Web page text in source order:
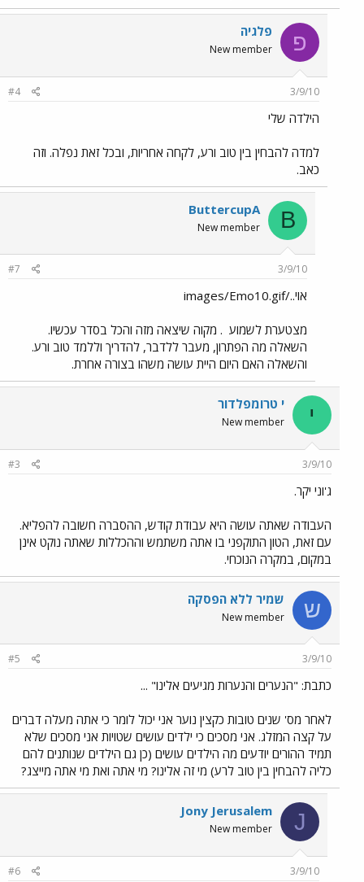
פ פלגיה
New member
3/9/10
#4
הילדה שלי
למדה להבחין בין טוב ורע, לקחה אחריות, ובכל זאת נפלה. וזה
כאב.
B
ButtercupA
New member
3/9/10
#7
אוי../images/Emo10.gif
מצטערת לשמוע . מקוה שיצאה מזה והכל בסדר עכשיו.
השאלה מה הפתרון, מעבר ללדבר, להדריך וללמד טוב ורע.
והשאלה האם היום היית עושה משהו בצורה אחרת.
י י טרומפלדור
New member
3/9/10
#3
ג'וני יקר.
העבודה שאתה עושה היא עבודת קודש, ההסברה חשובה להפליא.
עם זאת, הטון התוקפני בו אתה משתמש וההכללות שאתה נוקט אינן
במקום, במקרה הנוכחי.
ש שמיר ללא הפסקה
New member
3/9/10
#5
כתבת: "הנערים והנערות מגיעים אלינו" ...
לאחר מס' שנים טובות כקצין נוער אני יכול לומר כי אתה מעלה דברים
על קצה המזלג. אני מסכים כי ילדים עושים שטויות אני מסכים שלא
תמיד ההורים יודעים מה הילדים עושים (כן גם הילדים שנותנים להם
כליה להבחין בין טוב לרע) מי זה אלינו? מי אתה ואת מי אתה מייצג?
J
Jony Jerusalem
New member
3/9/10
#6